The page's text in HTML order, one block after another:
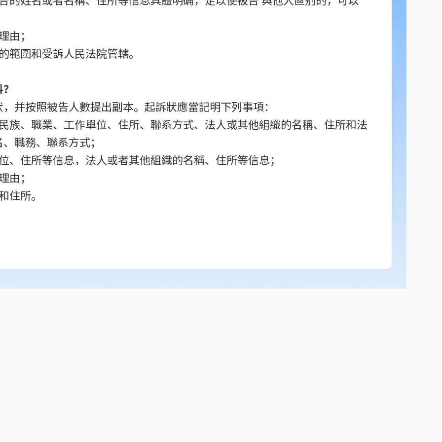
由；
圍和受訴人民法院管轄。
并按照被告人數提出副本。起訴狀應當記明下列事項：
族、職業、工作單位、住所、聯系方式、法人或其他組織的名稱、住所和法
職務、聯系方式；
、住所等信息，法人或者其他組織的名稱、住所等信息；
由；
住所。